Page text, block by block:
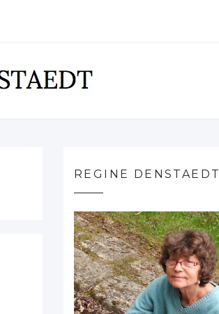
REGINE DENSTAEDT